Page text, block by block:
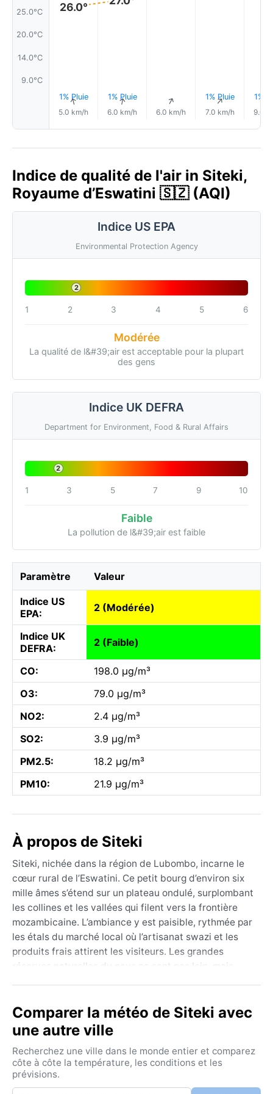
25.0°C
20.0°C
14.0°C
9.0°C
26.0°
1% Pluie
↑
5.0 km/h
1% Pluie
↑
6.0 km/h
↑
6.0 km/h
1% Pluie
↑
7.0 km/h
1%
9.0
Indice de qualité de l'air in Siteki,
Royaume d’Eswatini 🇸🇿 (AQI)
Indice US EPA
Environmental Protection Agency
2
1 2 3 4 5 6
Modérée
La qualité de l&#39;air est acceptable pour la plupart
des gens
Indice UK DEFRA
Department for Environment, Food & Rural Affairs
2
1 3 5 7 9 10
Faible
La pollution de l&#39;air est faible
Paramètre Valeur
Indice US
EPA:
2 (Modérée)
Indice UK
DEFRA:
2 (Faible)
CO:
198.0 µg/m³
O3:
79.0 µg/m³
NO2:
2.4 µg/m³
SO2:
3.9 µg/m³
PM2.5:
18.2 µg/m³
PM10:
21.9 µg/m³
À propos de Siteki
Siteki, nichée dans la région de Lubombo, incarne le
cœur rural de l’Eswatini. Ce petit bourg d’environ six
mille âmes s’étend sur un plateau ondulé, surplombant
les collines et les vallées qui filent vers la frontière
mozambicaine. L’ambiance y est paisible, rythmée par
les étals du marché local où l’artisanat swazi et les
produits frais attirent les visiteurs. Les grandes
réserves naturelles du pays ne sont pas loin, mais
et une vue imprenable sur les contreforts du
Lebombo.
Son climat, classé Cwa selon Köppen, est subtropical
humide avec un hiver sec. L’été, de novembre à mars,
apporte chaleur moite et fortes averses – les
températures montent souvent au-dessus de 30 °C,
Comparer la météo de Siteki avec
une autre ville
Recherchez une ville dans le monde entier et comparez
côte à côte la température, les conditions et les
prévisions.